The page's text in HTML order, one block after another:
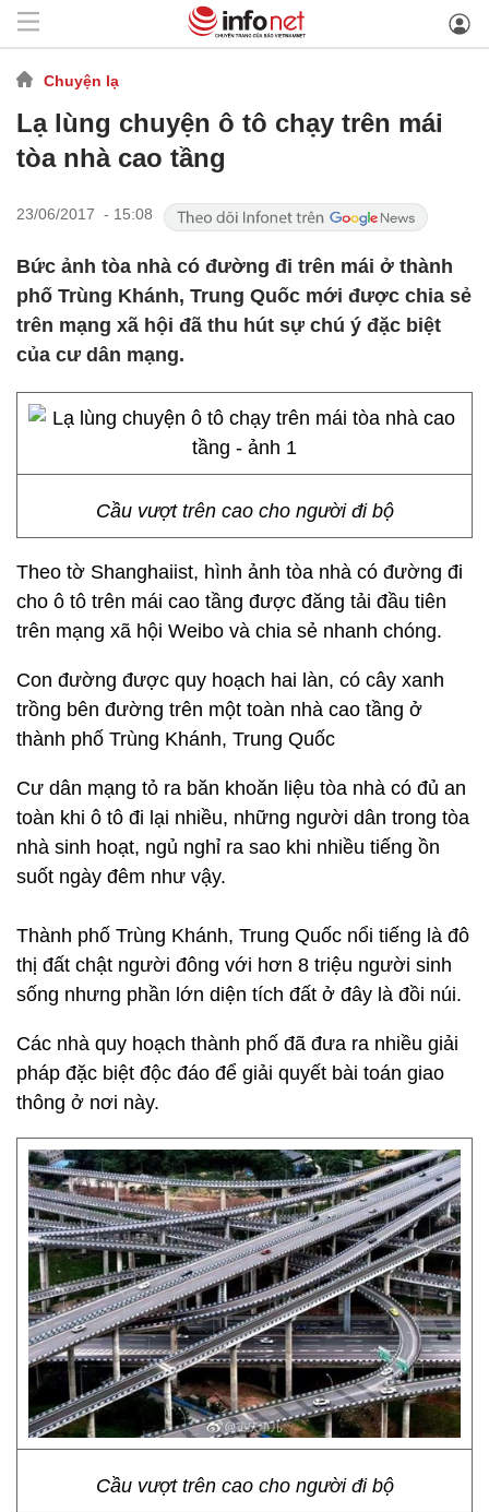
Chuyện lạ
Lạ lùng chuyện ô tô chạy trên mái
tòa nhà cao tầng
23/06/2017 - 15:08
​Bức ảnh tòa nhà có đường đi trên mái ở thành
phố Trùng Khánh, Trung Quốc mới được chia sẻ
trên mạng xã hội đã thu hút sự chú ý đặc biệt
của cư dân mạng.
Cầu vượt trên cao cho người đi bộ
Theo tờ Shanghaiist, hình ảnh tòa nhà có đường đi
cho ô tô trên mái cao tầng được đăng tải đầu tiên
trên mạng xã hội Weibo và chia sẻ nhanh chóng.
Con đường được quy hoạch hai làn, có cây xanh
trồng bên đường trên một toàn nhà cao tầng ở
thành phố Trùng Khánh, Trung Quốc
Cư dân mạng tỏ ra băn khoăn liệu tòa nhà có đủ an
toàn khi ô tô đi lại nhiều, những người dân trong tòa
nhà sinh hoạt, ngủ nghỉ ra sao khi nhiều tiếng ồn
suốt ngày đêm như vậy.
Thành phố Trùng Khánh, Trung Quốc nổi tiếng là đô
thị đất chật người đông với hơn 8 triệu người sinh
sống nhưng phần lớn diện tích đất ở đây là đồi núi.
Các nhà quy hoạch thành phố đã đưa ra nhiều giải
pháp đặc biệt độc đáo để giải quyết bài toán giao
thông ở nơi này.
Cầu vượt trên cao cho người đi bộ